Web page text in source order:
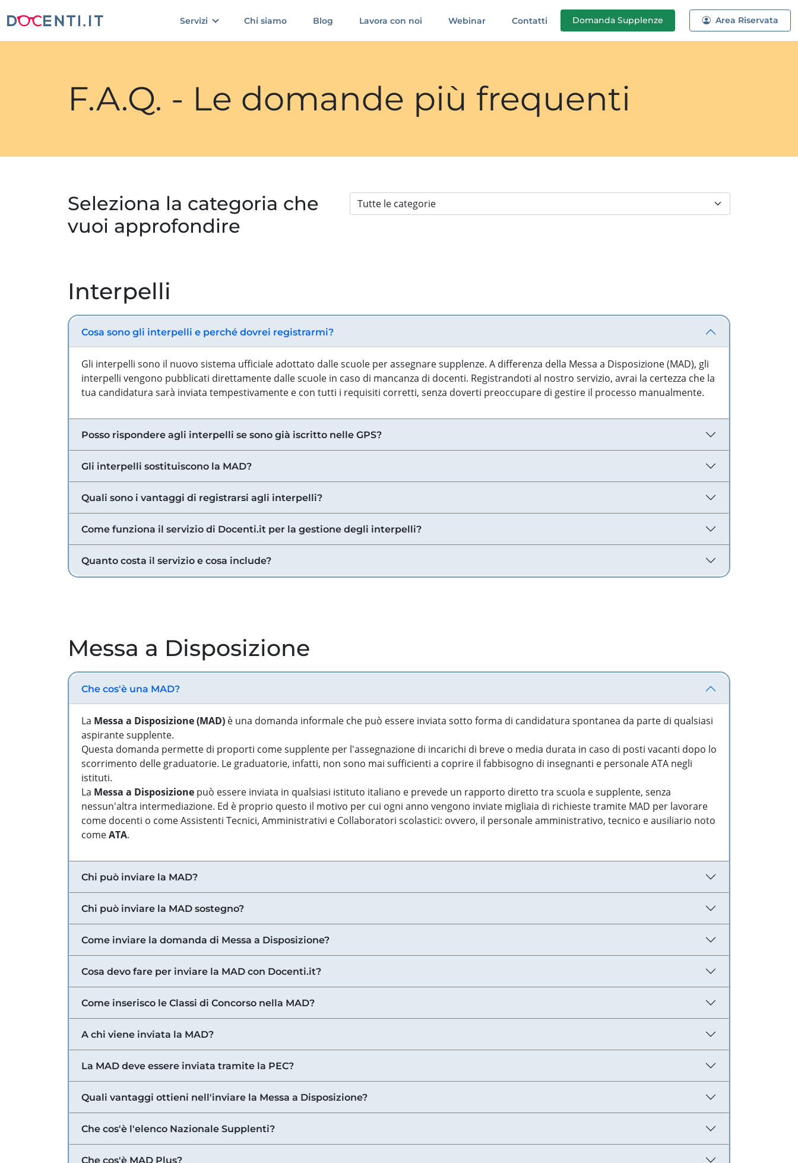
Servizi Chi siamo Blog Lavora con noi Webinar Contatti Domanda Supplenze Area Riservata
F.A.Q. - Le domande più frequenti
Seleziona la categoria che
vuoi approfondire
Interpelli
Cosa sono gli interpelli e perché dovrei registrarmi?
Gli interpelli sono il nuovo sistema ufficiale adottato dalle scuole per assegnare supplenze. A differenza della Messa a Disposizione (MAD), gli
interpelli vengono pubblicati direttamente dalle scuole in caso di mancanza di docenti. Registrandoti al nostro servizio, avrai la certezza che la
tua candidatura sarà inviata tempestivamente e con tutti i requisiti corretti, senza doverti preoccupare di gestire il processo manualmente.
Posso rispondere agli interpelli se sono già iscritto nelle GPS?
Gli interpelli sostituiscono la MAD?
Quali sono i vantaggi di registrarsi agli interpelli?
Come funziona il servizio di Docenti.it per la gestione degli interpelli?
Quanto costa il servizio e cosa include?
Messa a Disposizione
Che cos'è una MAD?
La Messa a Disposizione (MAD) è una domanda informale che può essere inviata sotto forma di candidatura spontanea da parte di qualsiasi
aspirante supplente.
Questa domanda permette di proporti come supplente per l'assegnazione di incarichi di breve o media durata in caso di posti vacanti dopo lo
scorrimento delle graduatorie. Le graduatorie, infatti, non sono mai sufficienti a coprire il fabbisogno di insegnanti e personale ATA negli
istituti.
La Messa a Disposizione può essere inviata in qualsiasi istituto italiano e prevede un rapporto diretto tra scuola e supplente, senza
nessun'altra intermediazione. Ed è proprio questo il motivo per cui ogni anno vengono inviate migliaia di richieste tramite MAD per lavorare
come docenti o come Assistenti Tecnici, Amministrativi e Collaboratori scolastici: ovvero, il personale amministrativo, tecnico e ausiliario noto
comeATA.
Chi può inviare la MAD?
Chi può inviare la MAD sostegno?
Come inviare la domanda di Messa a Disposizione?
Cosa devo fare per inviare la MAD con Docenti.it?
Come inserisco le Classi di Concorso nella MAD?
A chi viene inviata la MAD?
La MAD deve essere inviata tramite la PEC?
Quali vantaggi ottieni nell'inviare la Messa a Disposizione?
Che cos'è l'elenco Nazionale Supplenti?
Che cos'è MAD Plus?